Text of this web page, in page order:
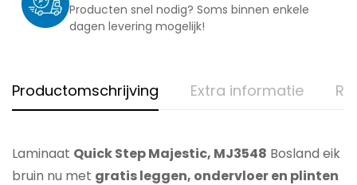
Producten snel nodig? Soms binnen enkele
dagen levering mogelijk!
Productomschrijving Extra informatie
Laminaat Quick Step Majestic, MJ3548 Bosland eik
bruin nu met gratis leggen, ondervloer en plinten